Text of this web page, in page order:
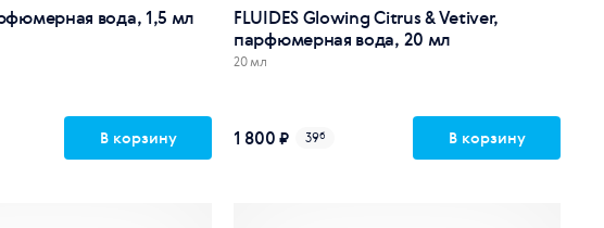
вода, 1,5 мл
В корзину
FLUIDES Glowing Citrus & Vetiver,
парфюмерная вода, 20 мл
20 мл
1 800 ₽ 39б В корзину